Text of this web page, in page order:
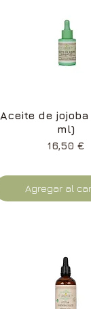
Vista
Aceite de jojoba
ml)
Precio
16,50 €
Agregar al